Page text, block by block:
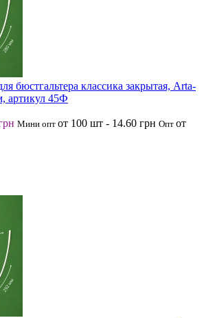
бюстгальтера классика закрытая, Arta-
артикул 45Ф
Мини опт от 100 шт - 14.60 грн Опт от